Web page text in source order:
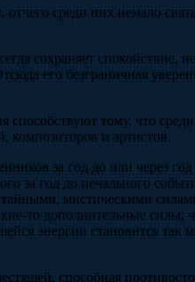
среди них немало
сохраняет спокойствие,
его безграничная
способствуют тому, что среди
композиторов и артистов.
за год до или через год
за год до печального
тайными, мистическими
то дополнительные силы,
энергии становится так
способная